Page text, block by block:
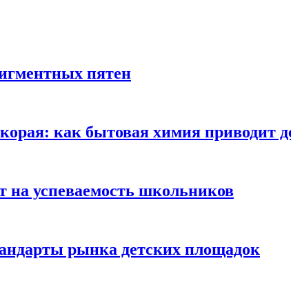
пятен
как бытовая химия приводит
успеваемость школьников
рынка детских площадок